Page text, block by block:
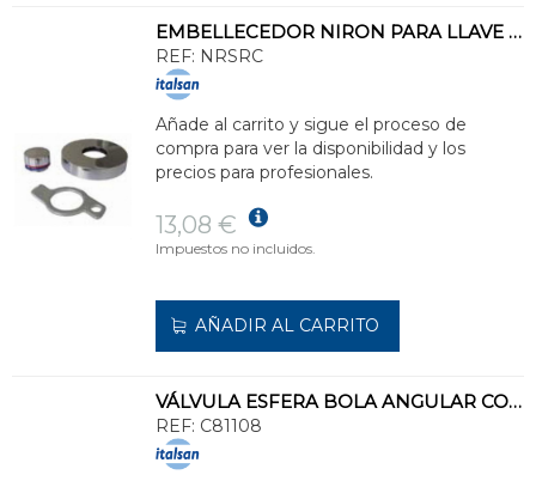
EMBELLECEDOR NIRON PARA LLAVE PASO ESFERA
REF: NRSRC
Añade al carrito y sigue el proceso de
compra para ver la disponibilidad y los
precios para profesionales.
13,08 €
Impuestos no incluidos.
AÑADIR AL CARRITO
VÁLVULA ESFERA BOLA ANGULAR CONEXIÓN POLIETILENO ENTRADA 7/8" DN13
REF: C81108